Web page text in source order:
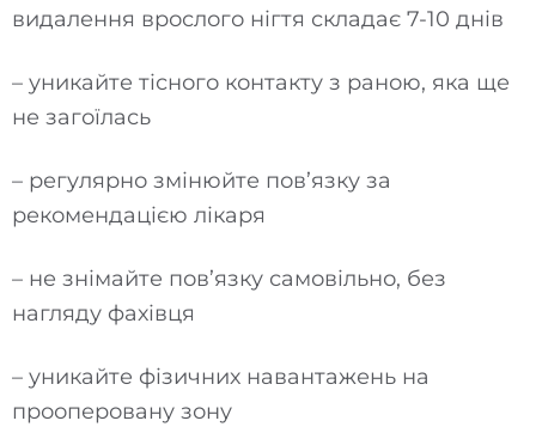
видалення врослого нігтя складає 7-10 днів
– уникайте тісного контакту з раною, яка ще
не загоїлась
– регулярно змінюйте пов’язку за
рекомендацією лікаря
– не знімайте пов’язку самовільно, без
нагляду фахівця
– уникайте фізичних навантажень на
прооперовану зону